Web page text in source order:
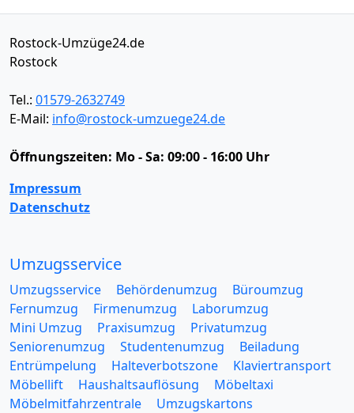
Rostock-Umzüge24.de
Rostock
Tel.: 01579-2632749
E-Mail: info@rostock-umzuege24.de
Öffnungszeiten: Mo - Sa: 09:00 - 16:00 Uhr
Impressum
Datenschutz
Umzugsservice
Umzugsservice Behördenumzug
Büroumzug
Fernumzug
Firmenumzug
Laborumzug
Mini Umzug
Praxisumzug
Privatumzug
Seniorenumzug
Studentenumzug
Beiladung
Entrümpelung
Halteverbotszone
Klaviertransport
Möbellift
Haushaltsauflösung
Möbeltaxi
Möbelmitfahrzentrale
Umzugskartons